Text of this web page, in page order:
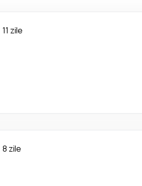
11 zile
8 zile